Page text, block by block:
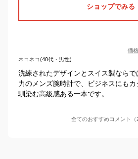
ショップでみる
価
ネコネコ(40代・男性)
洗練されたデザインとスイス製なら
力のメンズ腕時計で、ビジネスにも
馴染む高級感ある一本です。
全てのおすすめコメント（2